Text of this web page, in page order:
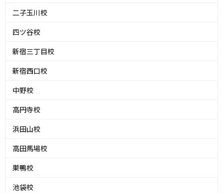
二子玉川校
四ツ谷校
新宿三丁目校
新宿西口校
中野校
高円寺校
浜田山校
高田馬場校
巣鴨校
池袋校